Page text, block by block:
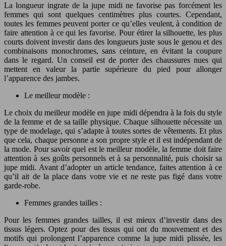
La longueur ingrate de la jupe midi ne favorise pas forcément les
femmes qui sont quelques centimètres plus courtes. Cependant,
toutes les femmes peuvent porter ce qu’elles veulent, à condition de
faire attention à ce qui les favorise. Pour étirer la silhouette, les plus
courts doivent investir dans des longueurs juste sous le genou et des
combinaisons monochromes, sans ceinture, en évitant la coupure
dans le regard. Un conseil est de porter des chaussures nues qui
mettent en valeur la partie supérieure du pied pour allonger
l’apparence des jambes.
Le meilleur modèle :
Le choix du meilleur modèle en jupe midi dépendra à la fois du style
de la femme et de sa taille physique. Chaque silhouette nécessite un
type de modelage, qui s’adapte à toutes sortes de vêtements. Et plus
que cela, chaque personne a son propre style et il est indépendant de
la mode. Pour savoir quel est le meilleur modèle, la femme doit faire
attention à ses goûts personnels et à sa personnalité, puis choisir sa
jupe midi. Avant d’adopter un article tendance, faites attention à ce
qu’il ait de la place dans votre vie et ne reste pas figé dans votre
garde-robe.
Femmes grandes tailles :
Pour les femmes grandes tailles, il est mieux d’investir dans des
tissus légers. Optez pour des tissus qui ont du mouvement et des
motifs qui prolongent l’apparence comme la jupe midi plissée, les